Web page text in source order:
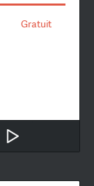
Gratuit